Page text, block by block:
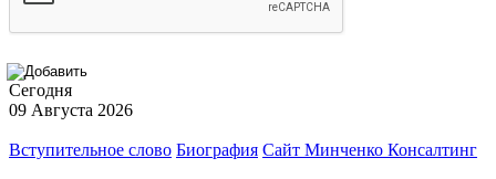
Сегодня
09 Августа 2026
Вступительное слово Биография Сайт Минченко Консалтинг